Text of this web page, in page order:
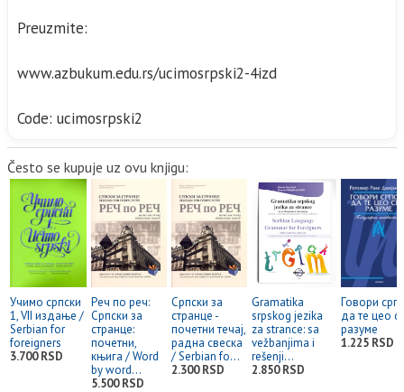
Preuzmite:
www.azbukum.edu.rs/ucimosrpski2-4izd
Code: ucimosrpski2
Često se kupuje uz ovu knjigu:
Учимо српски
1, VII издање /
Serbian for
foreigners
3.700 RSD
Реч по реч:
Српски за
странце:
почетни,
књига / Word
by word...
5.500 RSD
Српски за
странце -
почетни течај,
радна свеска
/ Serbian fo...
2.300 RSD
Gramatika
srpskog jezika
za strance: sa
vežbanjima i
rešenji...
2.850 RSD
Говори
да те цео
разуме
1.225 RSD